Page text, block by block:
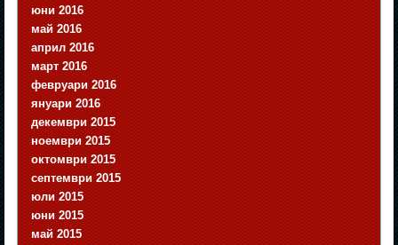
юни 2016
май 2016
април 2016
март 2016
февруари 2016
януари 2016
декември 2015
ноември 2015
октомври 2015
септември 2015
юли 2015
юни 2015
май 2015